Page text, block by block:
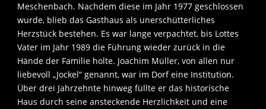
Meschenbach. Nachdem diese im Jahr 1977 geschlossen
wurde, blieb das Gasthaus als unerschütterliches
Herzstück bestehen. Es war lange verpachtet, bis Lottes
Vater im Jahr 1989 die Führung wieder zurück in die
Hände der Familie holte. Joachim Müller, von allen nur
liebevoll „Jockel“ genannt, war im Dorf eine Institution.
Über drei Jahrzehnte hinweg füllte er das historische
Haus durch seine ansteckende Herzlichkeit und eine